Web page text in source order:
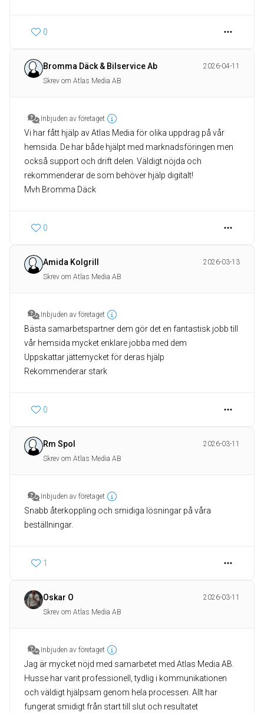
0
Bromma Däck & Bilservice Ab
2026-04-11
Skrev om Atlas Media AB
Inbjuden av företaget
Vi har fått hjälp av Atlas Media för olika uppdrag på vår
hemsida. De har både hjälpt med marknadsföringen men
också support och drift delen. Väldigt nöjda och
rekommenderar de som behöver hjälp digitalt!
Mvh Bromma Däck
0
Amida Kolgrill
2026-03-13
Skrev om Atlas Media AB
Inbjuden av företaget
Bästa samarbetspartner dem gör det en fantastisk jobb till
vår hemsida mycket enklare jobba med dem
Uppskattar jättemycket för deras hjälp
Rekommenderar stark
0
Rm Spol
2026-03-11
Skrev om Atlas Media AB
Inbjuden av företaget
Snabb återkoppling och smidiga lösningar på våra
beställningar.
1
Oskar O
2026-03-11
Skrev om Atlas Media AB
Inbjuden av företaget
Jag är mycket nöjd med samarbetet med Atlas Media AB.
Husse har varit professionell, tydlig i kommunikationen
och väldigt hjälpsam genom hela processen. Allt har
fungerat smidigt från start till slut och resultatet